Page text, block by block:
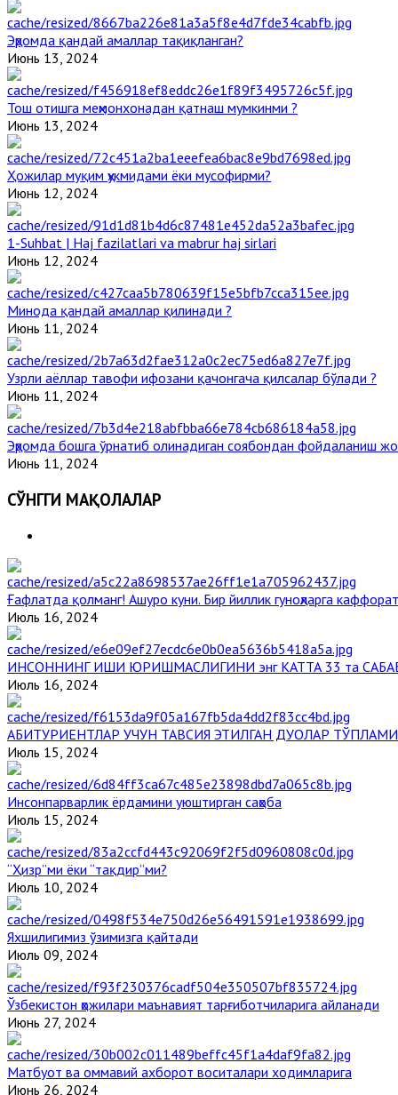
Эҳромда қандай амаллар тақиқланган?
Июнь 13, 2024
Тош отишга меҳмонхонадан қатнаш мумкинми ?
Июнь 13, 2024
Ҳожилар муқим ҳукмидами ёки мусофирми?
Июнь 12, 2024
1-Suhbat | Haj fazilatlari va mabrur haj sirlari
Июнь 12, 2024
Минода қандай амаллар қилинади ?
Июнь 11, 2024
Узрли аёллар тавофи ифозани қачонгача қилсалар бўлади ?
Июнь 11, 2024
Эҳромда бошга ўрнатиб олинадиган соябондан фойдаланиш
Июнь 11, 2024
СЎНГГИ МАҚОЛАЛАР
Ғафлатда қолманг! Ашуро куни. Бир йиллик гуноҳларга
Июль 16, 2024
ИНСОННИНГ ИШИ ЮРИШМАСЛИГИНИ энг КАТТА 33 та
Июль 16, 2024
АБИТУРИЕНТЛАР УЧУН ТАВСИЯ ЭТИЛГАН ДУОЛАР ТЎПЛАМИ
Июль 15, 2024
Инсонпарварлик ёрдамини уюштирган саҳоба
Июль 15, 2024
“Ҳизр”ми ёки “тақдир”ми?
Июль 10, 2024
Яхшилигимиз ўзимизга қайтади
Июль 09, 2024
Ўзбекистон ҳожилари маънавият тарғиботчиларига айланади
Июнь 27, 2024
Матбуот ва оммавий ахборот воситалари ходимларига
Июнь 26, 2024